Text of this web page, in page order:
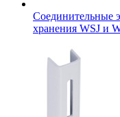
Соединительные
хранения WSJ и